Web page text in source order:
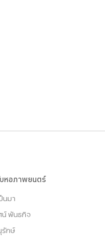
หอภาพยนตร์
นมา
พันธกิจ
กษ์